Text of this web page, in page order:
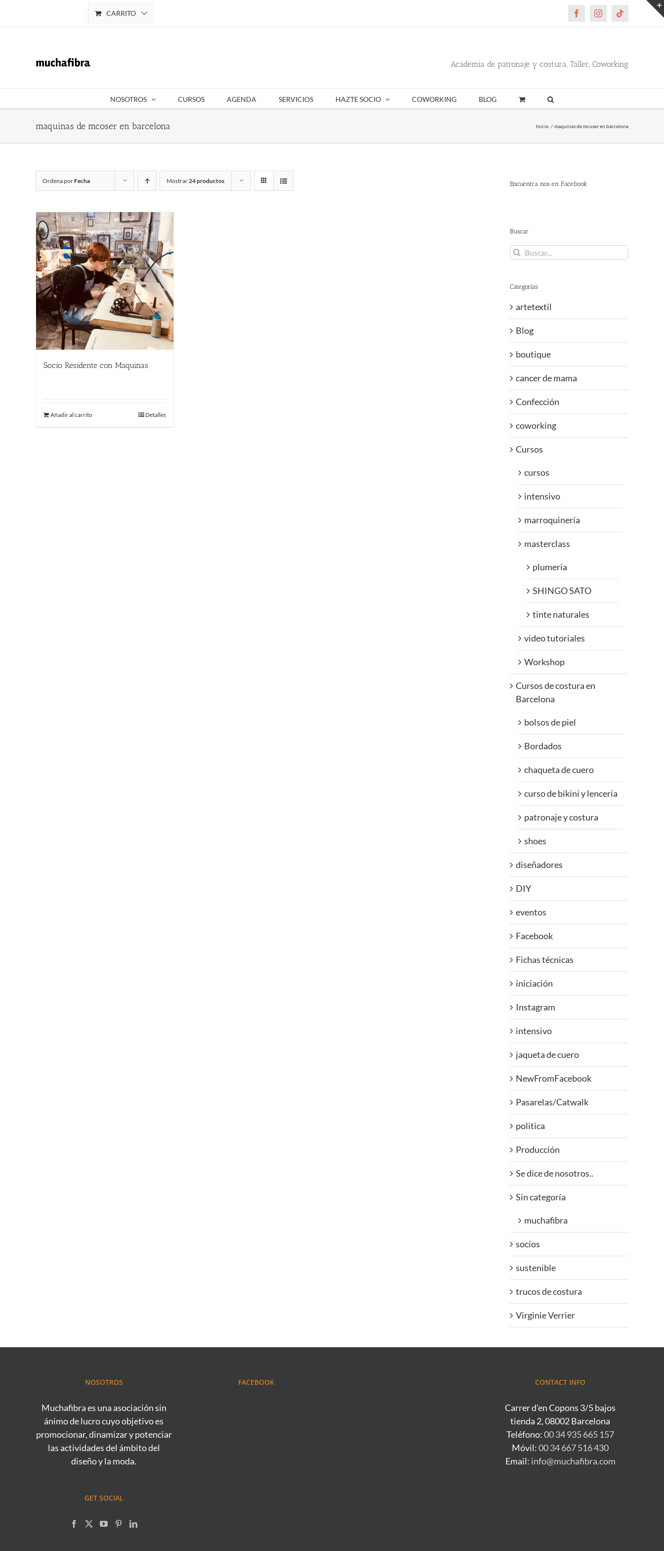
CARRITO FacebookInstagramTiktok
Academia de patronaje y costura, Taller, Coworking
NOSOTROS CURSOS AGENDA SERVICIOS HAZTE SOCIO COWORKING BLOG
maquinas de mcoser en barcelona Inicio maquinas de mcoser en barcelona
Ordena porFecha Mostrar24 productos
Socio Residente con Maquinas
Añadir al carrito Detalles
Encuentra nos en Facebook
Buscar
Buscar:
Categorías
artetextil
Blog
boutique
cancer de mama
Confección
coworking
Cursos
cursos
intensivo
marroquinería
masterclass
plumeria
SHINGO SATO
tinte naturales
video tutoriales
Workshop
Cursos de costura en
Barcelona
bolsos de piel
Bordados
chaqueta de cuero
curso de bikini y lenceria
patronaje y costura
shoes
diseñadores
DIY
eventos
Facebook
Fichas técnicas
iniciación
Instagram
intensivo
jaqueta de cuero
NewFromFacebook
Pasarelas/Catwalk
politica
Producción
Se dice de nosotros..
Sin categoría
muchafibra
socios
sustenible
trucos de costura
Virginie Verrier
NOSOTROS
Muchafibra es una asociación sin
ánimo de lucro cuyo objetivo es
promocionar, dinamizar y potenciar
las actividades del ámbito del
diseño y la moda.
GET SOCIAL
FACEBOOK CONTACT INFO
Carrer d'en Copons 3/5 bajos
tienda 2, 08002 Barcelona
Teléfono:00 34 935 665 157
Móvil:00 34 667 516 430
Email: info@muchafibra.com